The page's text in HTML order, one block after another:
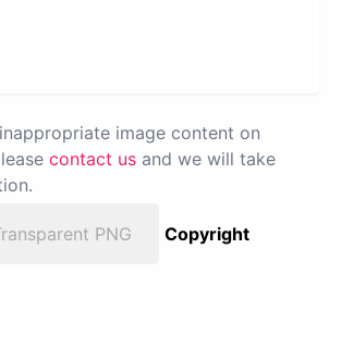
image content on
contact us and we will take
PNG
Copyright